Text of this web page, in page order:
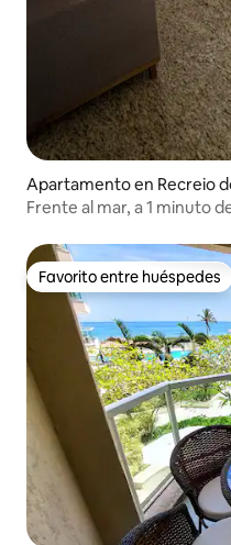
Apartamento en Recreio
Frente al mar, a 1 minuto
Favorito entre huéspedes
Favorito entre huéspedes